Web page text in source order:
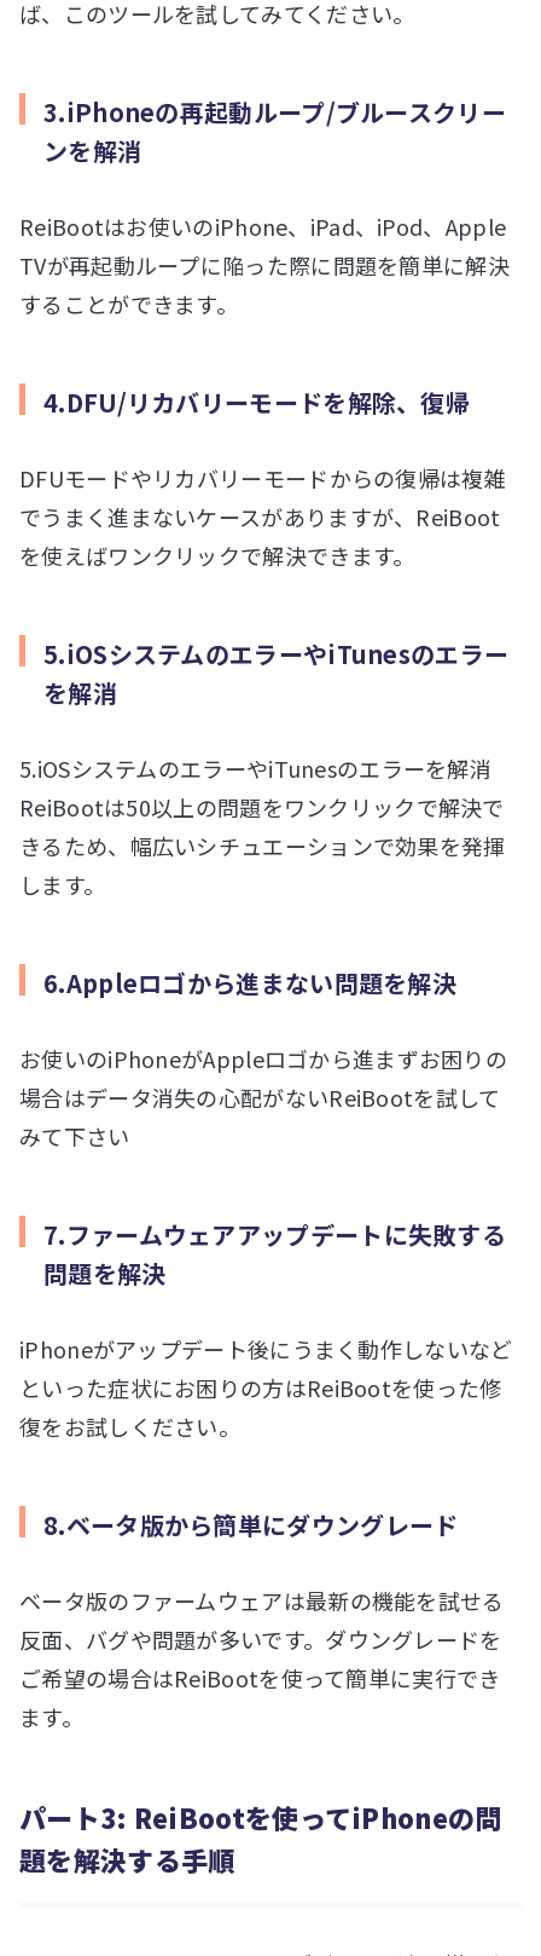
ば、このツールを試してみてください。
3.iPhoneの再起動ループ/ブルースクリー
ンを解消
ReiBootはお使いのiPhone、iPad、iPod、Apple
TVが再起動ループに陥った際に問題を簡単に解決
することができます。
4.DFU/リカバリーモードを解除、復帰
DFUモードやリカバリーモードからの復帰は複雑
でうまく進まないケースがありますが、ReiBoot
を使えばワンクリックで解決できます。
5.iOSシステムのエラーやiTunesのエラー
を解消
5.iOSシステムのエラーやiTunesのエラーを解消
ReiBootは50以上の問題をワンクリックで解決で
きるため、幅広いシチュエーションで効果を発揮
します。
6.Appleロゴから進まない問題を解決
お使いのiPhoneがAppleロゴから進まずお困りの
場合はデータ消失の心配がないReiBootを試して
みて下さい
7.ファームウェアアップデートに失敗する
問題を解決
iPhoneがアップデート後にうまく動作しないなど
といった症状にお困りの方はReiBootを使った修
復をお試しください。
8.ベータ版から簡単にダウングレード
ベータ版のファームウェアは最新の機能を試せる
反面、バグや問題が多いです。ダウングレードを
ご希望の場合はReiBootを使って簡単に実行でき
ます。
パート3: ReiBootを使ってiPhoneの問
題を解決する手順